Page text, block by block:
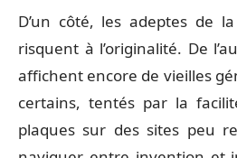
D’un côté, les adeptes de
risquent à l’originalité. De
affichent encore de vieilles
certains, tentés par la
plaques sur des sites peu